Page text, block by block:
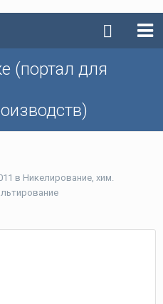
(портал для
в Никелирование, хим.